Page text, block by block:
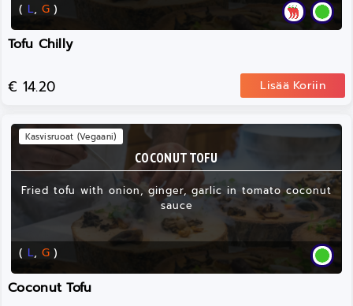
( L, G )
Tofu Chilly
€ 14.20 Lisää Koriin
COCONUT TOFU
Fried tofu with onion, ginger, garlic in tomato coconut
sauce
( L, G )
Kasvisruoat (Vegaani)
Coconut Tofu